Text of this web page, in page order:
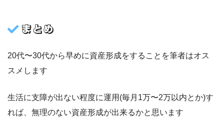
まとめ
20代〜30代から早めに資産形成をすることを筆者はオス
スメします
生活に支障が出ない程度に運用(毎月1万〜2万以内とか)す
れば、無理のない資産形成が出来るかと思います